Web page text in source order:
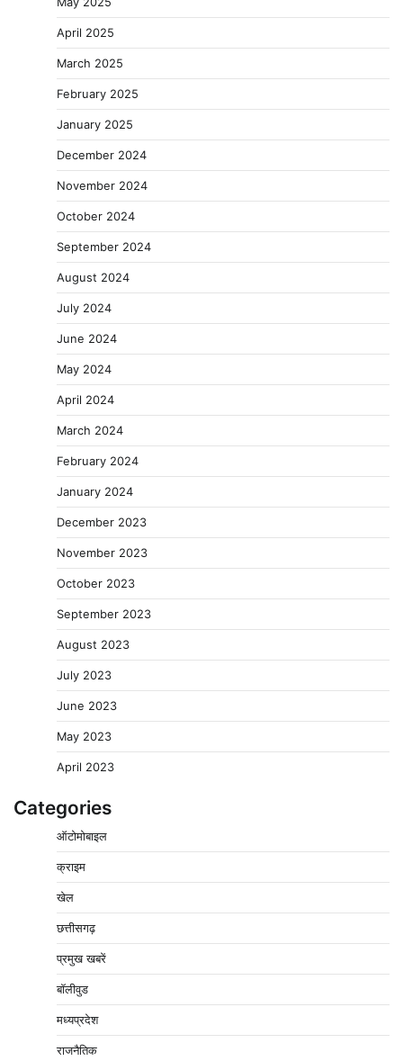
April 2025
March 2025
February 2025
January 2025
December 2024
November 2024
October 2024
September 2024
August 2024
July 2024
June 2024
May 2024
April 2024
March 2024
February 2024
January 2024
December 2023
November 2023
October 2023
September 2023
August 2023
July 2023
June 2023
May 2023
April 2023
Categories
ऑटोमोबाइल
क्राइम
खेल
छत्तीसगढ़
प्रमुख खबरें
बॉलीवुड
मध्यप्रदेश
राजनैतिक
वेयरहाउस कॉरपोरेशन के जिला प्रबंधक पर केस दर्ज, फरार;